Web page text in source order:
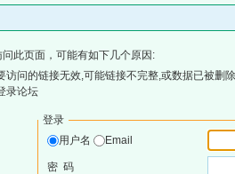
此页面，可能有如下几个原因:
访问的链接无效,可能链接不完整,或数据已被删
录论坛
登录
用户名
Email
密 码